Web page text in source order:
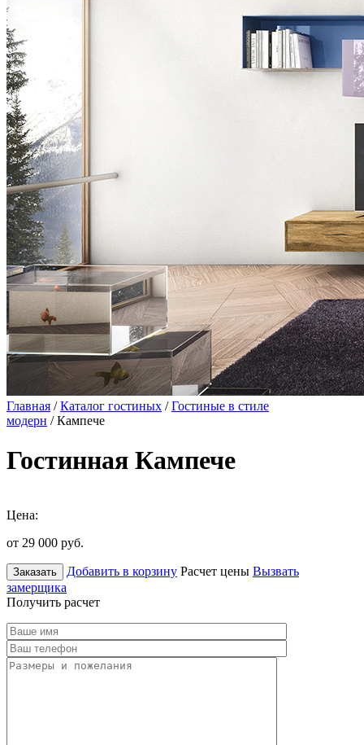
Главная /Каталог гостиных /Гостиные в стиле
модерн / Кампече
Гостинная Кампече
Цена:
от 29 000 руб.
Заказать Добавить в корзину Расчет цены Вызвать
замерщика
Получить расчет